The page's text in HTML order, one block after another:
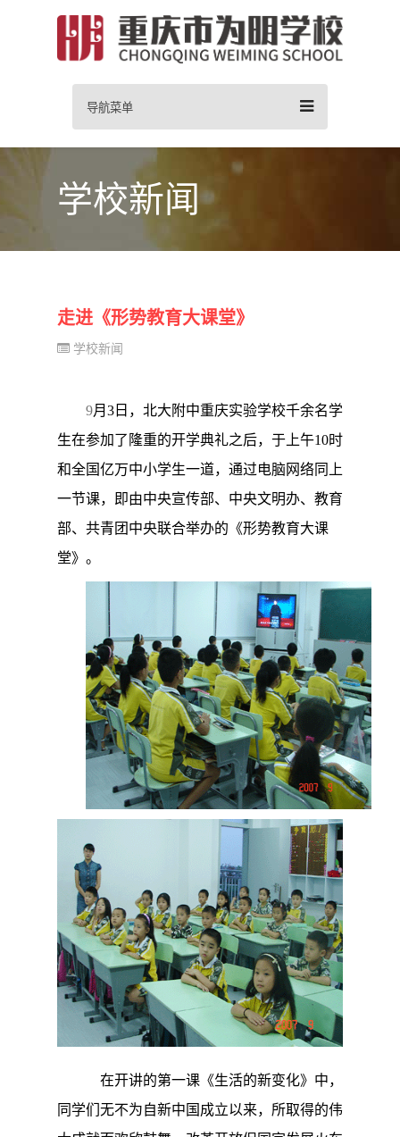
导航菜单
学校新闻
走进《形势教育大课堂》
学校新闻
9月 3 日 ，北大附中重庆实验学校千余名学
生在参加了隆重的开学典礼之后，于上午10时
和全国亿万中小学生一道，通过电脑网络同上
一节课，即由中央宣传部、中央文明办、教育
部、共青团中央联合举办的《形势教育大课
堂》。
在开讲的第一课《生活的新变化》中，
同学们无不为自新中国成立以来，所取得的伟